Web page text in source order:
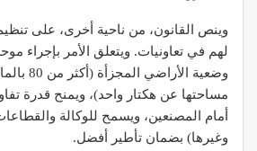
وينص القانون، من ناحية أخرى، على
لهم في تعاونيات. ويتعلق الأمر بإجراء
وضعية
مساحتها عن هكتار واحد)، ويمنح قدرة
أمام المصنعين، ويسمح للوكالة
وغيرها) بضمان تأطير أفضل.